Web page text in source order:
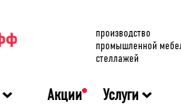
производство
промышленной
стеллажей
Акции Услуги